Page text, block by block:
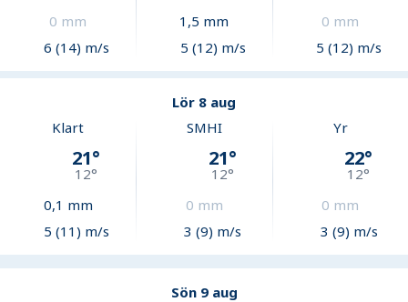
0 mm
6 (14) m/s
1,5 mm
5 (12) m/s
0 mm
5 (12) m/s
Lör 8 aug
Klart
21°
12°
0,1 mm
5 (11) m/s
SMHI
21°
12°
0 mm
3 (9) m/s
Yr
22°
12°
0 mm
3 (9) m/s
Sön 9 aug